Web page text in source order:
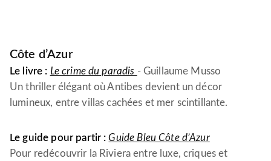
Côte d’Azur
Le livre : Le crime du paradis - Guillaume Musso
Un thriller élégant où Antibes devient un décor
lumineux, entre villas cachées et mer scintillante.
Le guide pour partir :Guide Bleu Côte d’Azur
Pour redécouvrir la Riviera entre luxe, criques et